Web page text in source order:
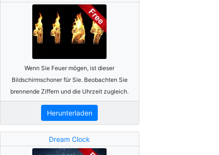
Wenn Sie Feuer mögen, ist dieser
Bildschirmschoner für Sie. Beobachten Sie
brennende Ziffern und die Uhrzeit zugleich.
Herunterladen
Dream Clock